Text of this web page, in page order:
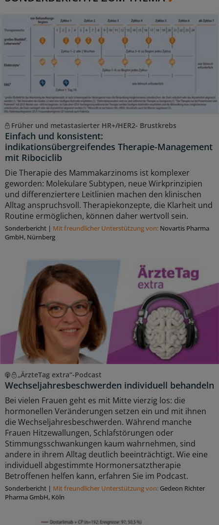
Früher und metastasierter HR+/HER2- Brustkrebs
Einfach und konsistent:
indikationsübergreifendes Therapie-Management
mit Ribociclib
Die Therapie des Mammakarzinoms ist komplexer
geworden: Molekulare Subtypen, neue Wirkprinzipien
und differenziertere Leitlinien machen den klinischen
Alltag anspruchsvoll. Therapiekonzepte, die Klarheit und
Routine ermöglichen, können daher wertvoll sein.
Sonderbericht | Mit freundlicher Unterstützung von: Novartis Pharma
GmbH, Nürnberg
„ÄrzteTag extra“-Podcast
Wechseljahresbeschwerden individuell behandeln
Bei vielen Frauen geht es mit Mitte vierzig los: die
hormonellen Veränderungen setzen ein und mit ihnen
die Wechseljahresbeschwerden. Während manche
Frauen Hitzewallungen, Schlafstörungen oder
Stimmungsschwankungen kaum wahrnehmen, sind
andere in ihrem Alltag deutlich beeinträchtigt. Wie eine
individuell abgestimmte Hormonersatztherapie
Betroffenen helfen kann, erfahren Sie im Podcast.
Sonderbericht | Mit freundlicher Unterstützung von: Gedeon Richter
Pharma GmbH, Köln